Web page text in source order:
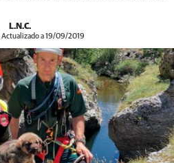
L.N.C.
Actualizado a 19/09/2019